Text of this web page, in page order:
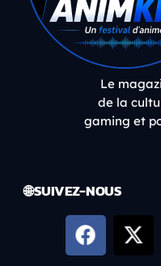
Le
de la
gaming et
🌐 SUIVEZ-NOUS